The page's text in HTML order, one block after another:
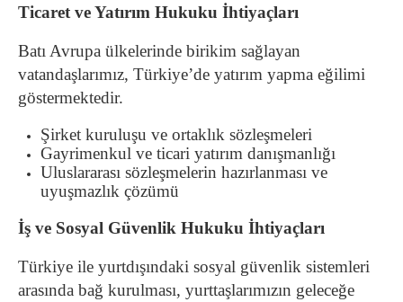
Ticaret ve Yatırım Hukuku İhtiyaçları
Batı Avrupa ülkelerinde birikim sağlayan
vatandaşlarımız, Türkiye’de yatırım yapma eğilimi
göstermektedir.
Şirket kuruluşu ve ortaklık sözleşmeleri
Gayrimenkul ve ticari yatırım danışmanlığı
Uluslararası sözleşmelerin hazırlanması ve
uyuşmazlık çözümü
İş ve Sosyal Güvenlik Hukuku İhtiyaçları
Türkiye ile yurtdışındaki sosyal güvenlik sistemleri
arasında bağ kurulması, yurttaşlarımızın geleceğe